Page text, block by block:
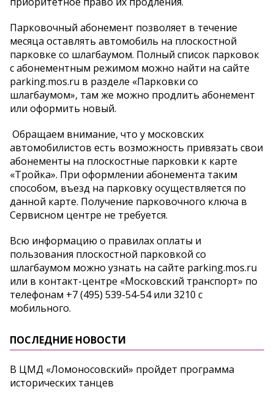
Парковочный абонемент позволяет в течение
месяца оставлять автомобиль на плоскостной
парковке со шлагбаумом. Полный список парковок
с абонементным режимом можно найти на сайте
parking.mos.ru в разделе «Парковки со
шлагбаумом», там же можно продлить абонемент
или оформить новый.
Обращаем внимание, что у московских
автомобилистов есть возможность привязать свои
абонементы на плоскостные парковки к карте
«Тройка». При оформлении абонемента таким
способом, въезд на парковку осуществляется по
данной карте. Получение парковочного ключа в
Сервисном центре не требуется.
Всю информацию о правилах оплаты и
пользования плоскостной парковкой со
шлагбаумом можно узнать на сайте parking.mos.ru
или в контакт-центре «Московский транспорт» по
телефонам +7 (495) 539-54-54 или 3210 с
мобильного.
ПОСЛЕДНИЕ НОВОСТИ
В ЦМД «Ломоносовский» пройдет программа
исторических танцев